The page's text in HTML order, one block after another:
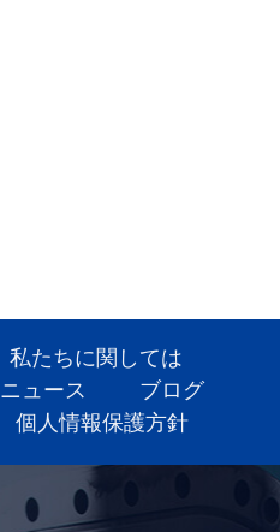
私たちに関しては
ニュース
ブログ
個人情報保護方針